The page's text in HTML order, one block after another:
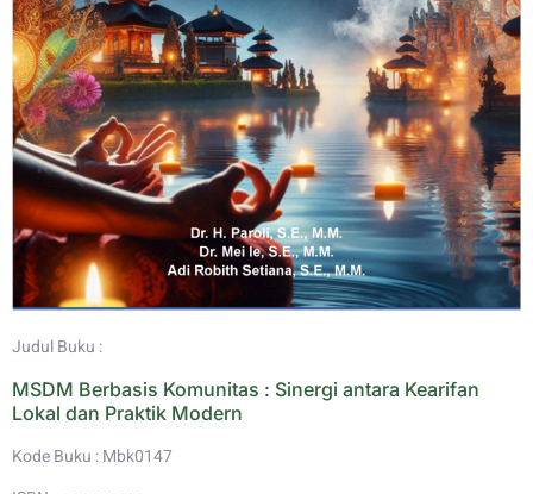
Judul Buku :
MSDM Berbasis Komunitas : Sinergi antara Kearifan
Lokal dan Praktik Modern
Kode Buku : Mbk0147